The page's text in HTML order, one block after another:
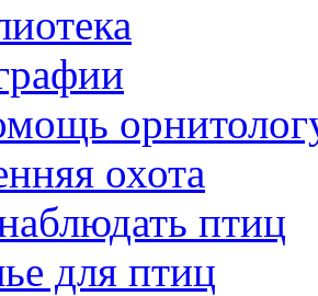
охота
птиц
для птиц